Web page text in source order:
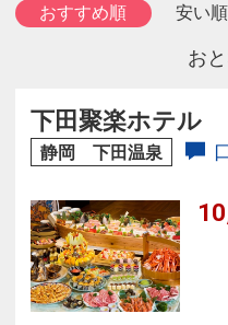
おすすめ順 安い順
お
下田聚楽ホテル
静岡 下田温泉